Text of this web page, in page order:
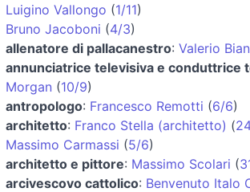
Luigino Vallongo (1/11)
Bruno Jacoboni (4/3)
allenatore di pallacanestro: Valerio
annunciatrice televisiva e conduttrice
Morgan (10/9)
antropologo: Francesco Remotti (6/6)
architetto: Franco Stella (architetto) (
Massimo Carmassi (5/6)
architetto e pittore: Massimo Scolari (
arcivescovo cattolico: Benvenuto Italo